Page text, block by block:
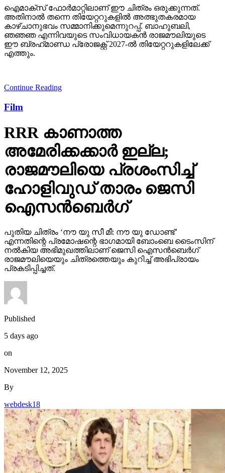
ഐമാക്‌സ് ഫോര്‍മാറ്റിലാണ് ഈ ചിത്രം ഒരുക്കുന്നത്.
അതിനാല്‍ തന്നെ തിയേറ്ററുകളില്‍ അത്ഭുതകരമായ
കാഴ്ചാനുഭവം സമ്മാനിക്കുമെന്നുറപ്പ്. ബാഹുബലി,
ഞഞഞ എന്നിവയുടെ സംവിധായകന്‍ രാജമൗലിയുടെ
ഈ ബ്രഹ്‌മാണ്ഡ പ്രോജക്റ്റ് 2027-ല്‍ തിയേറ്ററുകളിലേക്ക്
എത്തും.
Continue Reading
Film
RRR കാണാത്ത
അമേരിക്കക്കാര്‍ ഇല്ല;
രാജമൗലിയെ പ്രശംസിച്ച്
ഹോളിവുഡ് താരം ജെസി
ഐസന്‍ബെര്‍ഗ്
പുതിയ ചിത്രം ‘നൗ യു സീ മീ: നൗ യു ഡോണ്ട്’
എന്നതിന്റെ പ്രമോഷന്റെ ഭാഗമായി ബോംബെ ടൈംസിന്
നല്‍കിയ അഭിമുഖത്തിലാണ് ജെസി ഐസന്‍ബെര്‍ഗ്
രാജമൗലിയെയും ചിത്രത്തെയും കുറിച്ച് അഭിപ്രായം
പ്രകടിപ്പിച്ചത്.
Published
5 days ago
on
November 12, 2025
By
webdesk18